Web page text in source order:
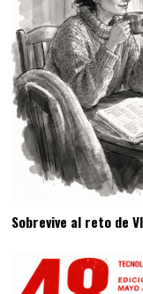
Sobrevive al reto de